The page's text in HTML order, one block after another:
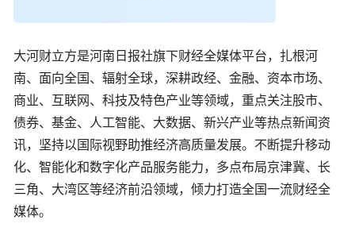
大河财立方是河南日报社旗下财经全媒体平台，扎根河
南、面向全国、辐射全球，深耕政经、金融、资本市场、
商业、互联网、科技及特色产业等领域，重点关注股市、
债券、基金、人工智能、大数据、新兴产业等热点新闻资
讯，坚持以国际视野助推经济高质量发展。不断提升移动
化、智能化和数字化产品服务能力，多点布局京津冀、长
三角、大湾区等经济前沿领域，倾力打造全国一流财经全
媒体。